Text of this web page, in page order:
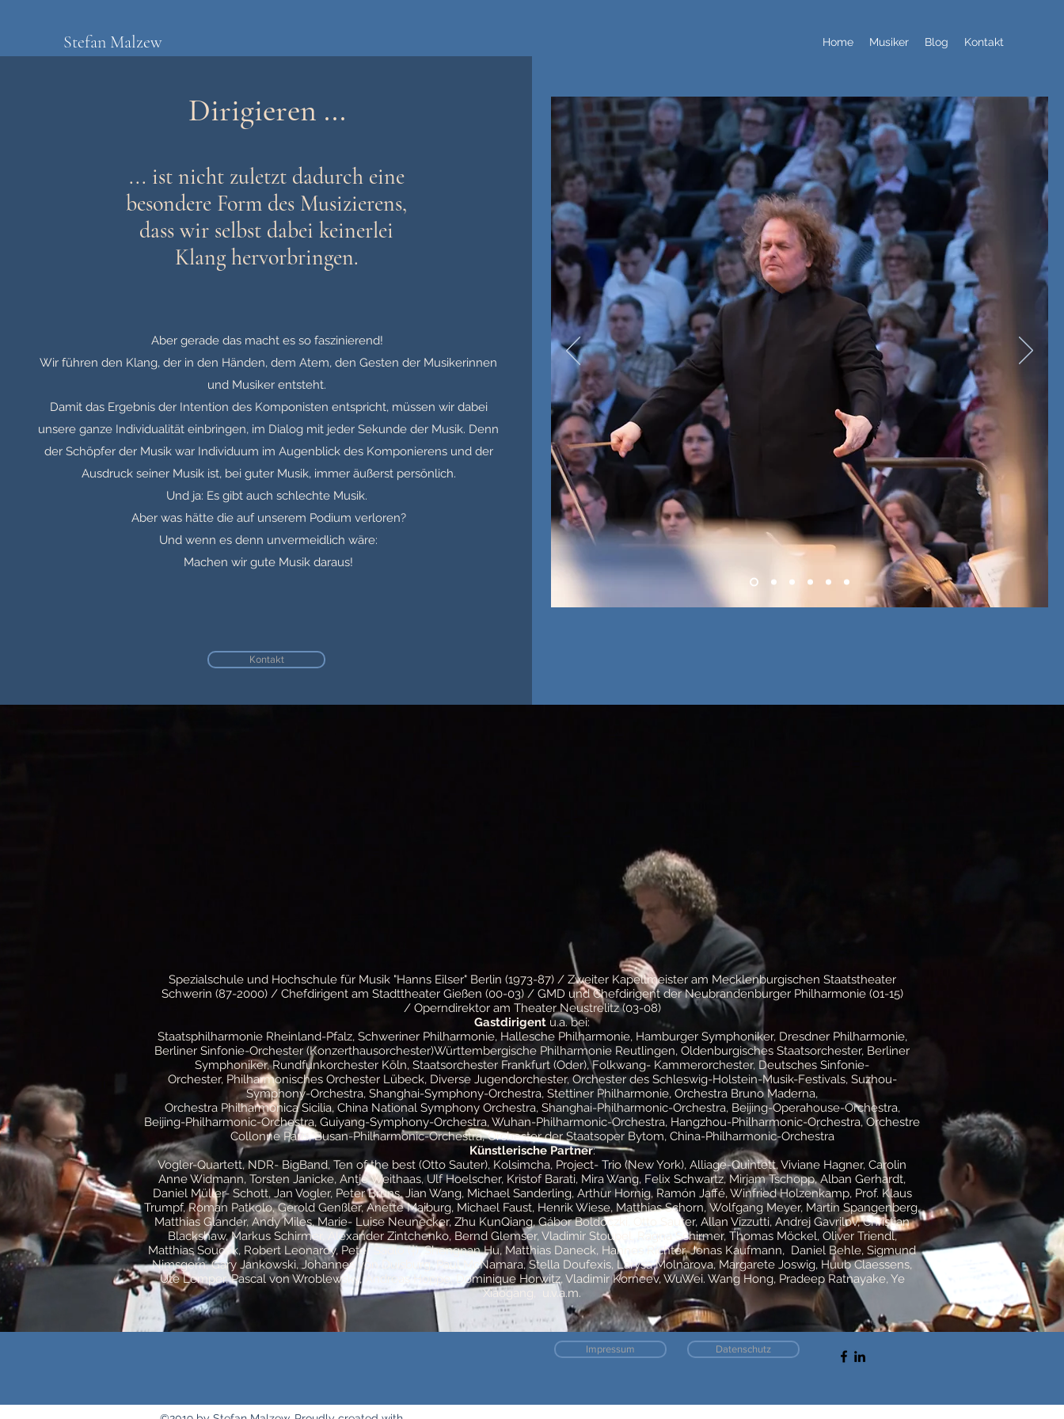
Stefan Malzew Home Musiker Blog Kontakt
Dirigieren ...
... ist nicht zuletzt dadurch eine
besondere Form des Musizierens,
dass wir selbst dabei keinerlei
Klang hervorbringen.
Aber gerade das macht es so faszinierend!
Wir führen den Klang, der in den Händen, dem Atem, den Gesten der Musikerinnen
und Musiker entsteht.
Damit das Ergebnis der Intention des Komponisten entspricht, müssen wir dabei
unsere ganze Individualität einbringen, im Dialog mit jeder Sekunde der Musik. Denn
der Schöpfer der Musik war Individuum im Augenblick des Komponierens und der
Ausdruck seiner Musik ist, bei guter Musik, immer äußerst persönlich.
Und ja: Es gibt auch schlechte Musik.
Aber was hätte die auf unserem Podium verloren?
Und wenn es denn unvermeidlich wäre:
Machen wir gute Musik daraus!
Kontakt
Spezialschule und Hochschule für Musik "Hanns Eilser" Berlin (1973-87) / Zweiter Kapellmeister am Mecklenburgischen Staatstheater
Schwerin (87-2000) / Chefdirigent am Stadttheater Gießen (00-03) / GMD und Chefdirigent der Neubrandenburger Philharmonie (01-15)
/ Operndirektor am Theater Neustrelitz (03-08)
Gastdirigent u.a. bei:
Staatsphilharmonie Rheinland-Pfalz, Schweriner Philharmonie, Hallesche Philharmonie, Hamburger Symphoniker, Dresdner Philharmonie,
Berliner Sinfonie-Orchester (Konzerthausorchester)Württembergische Philharmonie Reutlingen, Oldenburgisches Staatsorchester, Berliner
Symphoniker, Rundfunkorchester Köln, Staatsorchester Frankfurt (Oder), Folkwang- Kammerorchester, Deutsches Sinfonie-
Orchester, Philharmonisches Orchester Lübeck, Diverse Jugendorchester, Orchester des Schleswig-Holstein-Musik-Festivals, Suzhou-
Symphony-Orchestra, Shanghai-Symphony-Orchestra, Stettiner Philharmonie, Orchestra Bruno Maderna,
Orchestra Philharmonica Sicilia, China National Symphony Orchestra, Shanghai-Philharmonic-Orchestra, Beijing-Operahouse-Orchestra,
Beijing-Philharmonic-Orchestra, Guiyang-Symphony-Orchestra, Wuhan-Philharmonic-Orchestra, Hangzhou-Philharmonic-Orchestra, Orchestre
Collonne Paris, Busan-Philharmonic-Orchestra, Orchester der Staatsoper Bytom, China-Philharmonic-Orchestra
Künstlerische Partner:
Vogler-Quartett, NDR- BigBand, Ten of the best (Otto Sauter), Kolsimcha, Project- Trio (New York), Alliage-Quintett, Viviane Hagner, Carolin
Anne Widmann, Torsten Janicke, Antje Weithaas, Ulf Hoelscher, Kristof Barati, Mira Wang, Felix Schwartz, Mirjam Tschopp, Alban Gerhardt,
Daniel Müller- Schott, Jan Vogler, Peter Bruns, Jian Wang, Michael Sanderling, Arthur Hornig, Ramón Jaffé, Winfried Holzenkamp, Prof. Klaus
Trumpf, Roman Patkolo, Gerold Genßler, Anette Maiburg, Michael Faust, Henrik Wiese, Matthias Schorn, Wolfgang Meyer, Martin Spangenberg,
Matthias Glander, Andy Miles, Marie- Luise Neunecker, Zhu KunQiang, Gábor Boldoczki, Otto Sauter, Allan Vizzutti, Andrej Gavrilov, Christian
Blackshaw, Markus Schirmer, Alexander Zintchenko, Bernd Glemser, Vladimir Stoupel, Ragna Schirmer, Thomas Möckel, Oliver Triendl,
Matthias Soucek, Robert Leonardy, Peter Sadlo (†), Shengnan Hu, Matthias Daneck, Hannes Richter, Jonas Kaufmann, Daniel Behle, Sigmund
Nimsgern, Gary Jankowski, Johannes von Duisburg, Paul McNamara, Stella Doufexis, Larysa Molnarova, Margarete Joswig, Huub Claessens,
Ute Lemper, Pascal von Wroblewsky, Andreas Hoppe, Dominique Horwitz, Vladimir Korneev, WuWei. Wang Hong, Pradeep Ratnayake, Ye
Xiaogang, u.v.a.m.
Impressum Datenschutz